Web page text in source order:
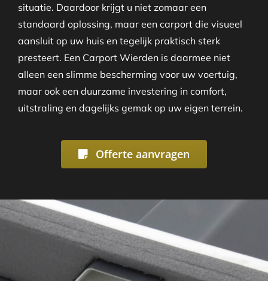
situatie. Daardoor krijgt u niet zomaar een
standaard oplossing, maar een carport die visueel
aansluit op uw huis en tegelijk praktisch sterk
presteert. Een Carport Wierden is daarmee niet
alleen een slimme bescherming voor uw voertuig,
maar ook een duurzame investering in comfort,
uitstraling en dagelijks gemak op uw eigen terrein.
Offerte aanvragen